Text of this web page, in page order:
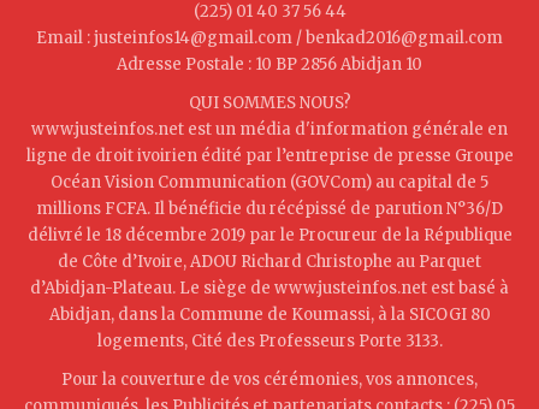
(225) 01 40 37 56 44
Email : justeinfos14@gmail.com / benkad2016@gmail.com
Adresse Postale : 10 BP 2856 Abidjan 10
QUI SOMMES NOUS?
www.justeinfos.net est un média d'information générale en
ligne de droit ivoirien édité par l’entreprise de presse Groupe
Océan Vision Communication (GOVCom) au capital de 5
millions FCFA. Il bénéficie du récépissé de parution N°36/D
délivré le 18 décembre 2019 par le Procureur de la République
de Côte d’Ivoire, ADOU Richard Christophe au Parquet
d’Abidjan-Plateau. Le siège de www.justeinfos.net est basé à
Abidjan, dans la Commune de Koumassi, à la SICOGI 80
logements, Cité des Professeurs Porte 3133.
Pour la couverture de vos cérémonies, vos annonces,